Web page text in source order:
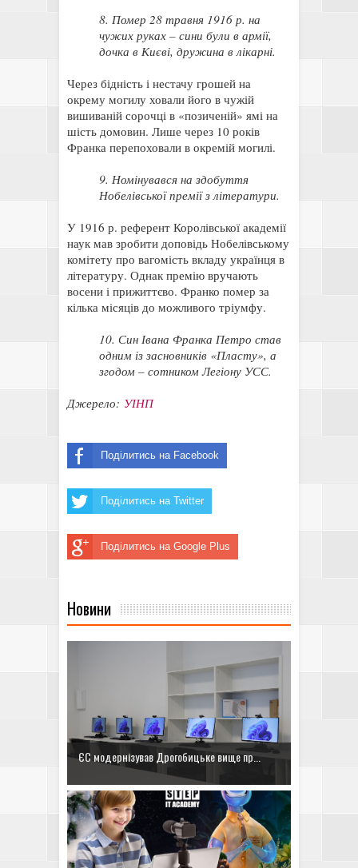
8. Помер 28 травня 1916 р. на
чужих руках – сини були в армії,
дочка в Києві, дружина в лікарні.
Через бідність і нестачу грошей на
окрему могилу ховали його в чужій
вишиваній сорочці в «позиченій» ямі на
шість домовин. Лише через 10 років
Франка перепоховали в окремій могилі.
9. Номінувався на здобуття
Нобелівської премії з літератури.
У 1916 р. референт Королівської академії
наук мав зробити доповідь Нобелівському
комітету про вагомість вкладу українця в
літературу. Однак премію вручають
восени і прижиттєво. Франко помер за
кілька місяців до можливого тріумфу.
10. Син Івана Франка Петро став
одним із засновників «Пласту», а
згодом – сотником Легіону УСС.
Джерело: УІНП
Поділитись на Facebook
Поділитись на Twitter
Поділитись на Google Plus
Новини
ЄС модернізував Дрогобицьке вище пр...